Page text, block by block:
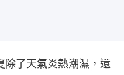
了天氣炎熱潮濕，還